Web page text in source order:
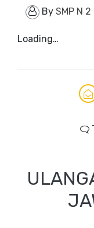
By SMP N 2
Loading…